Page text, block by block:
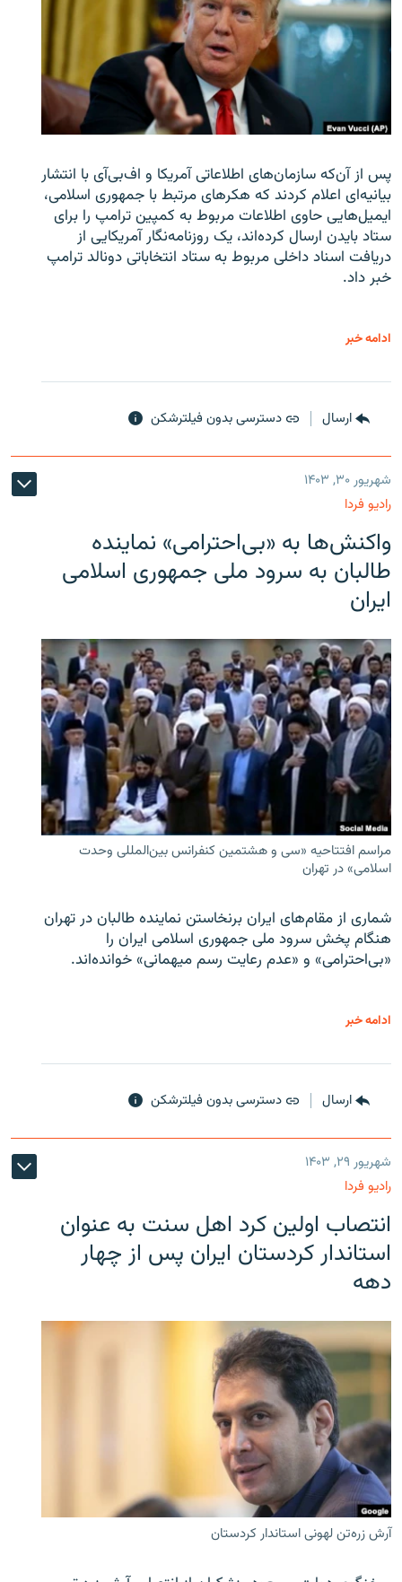
پس از آن‌که سازمان‌های اطلاعاتی آمریکا و اف‌بی‌آی با انتشار
بیانیه‌ای اعلام کردند که هکرهای مرتبط با جمهوری اسلامی،
ایمیل‌هایی حاوی اطلاعات مربوط به کمپین ترامپ را برای
ستاد بایدن ارسال کرده‌اند، یک روزنامه‌نگار آمریکایی از
دریافت اسناد داخلی مربوط به ستاد انتخاباتی دونالد ترامپ
خبر داد.
ادامه خبر
ارسال دسترسی بدون فیلترشکن
شهریور ۳۰, ۱۴۰۳
رادیو فردا
واکنش‌ها به «بی‌احترامی» نماینده
طالبان به سرود ملی جمهوری اسلامی
ایران
مراسم افتتاحیه «سی و هشتمین کنفرانس بین‌المللی وحدت
اسلامی» در تهران
شماری از مقام‌های ایران برنخاستن نماینده طالبان در تهران
هنگام پخش سرود ملی جمهوری اسلامی ایران را
«بی‌احترامی» و «عدم رعایت رسم میهمانی» خوانده‌اند.
ادامه خبر
ارسال دسترسی بدون فیلترشکن
شهریور ۲۹, ۱۴۰۳
رادیو فردا
انتصاب اولین کرد اهل سنت به عنوان
استاندار کردستان ایران پس از چهار
دهه
آرش زره‌تن لهونی استاندار کردستان